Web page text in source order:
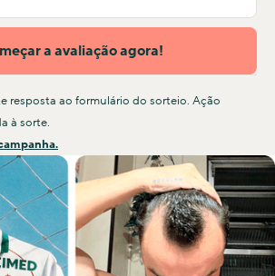
resposta ao formulário do sorteio. Ação
à sorte.